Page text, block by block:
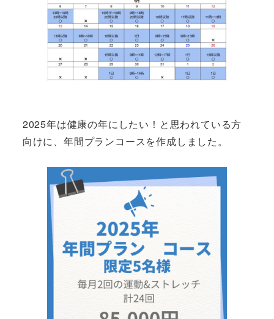
2025年は健康の年にしたい！と思われている方
向けに、年間プランコースを作成しました。